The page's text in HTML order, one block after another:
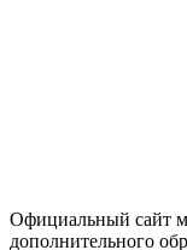
Официальный сайт
дополнительного